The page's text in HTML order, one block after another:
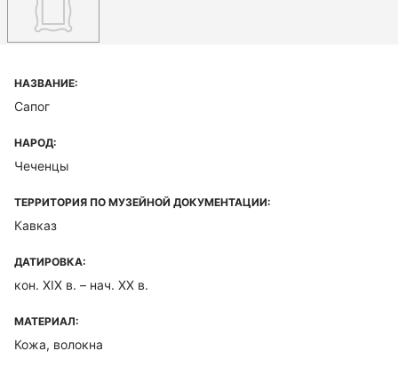
НАЗВАНИЕ:
Сапог
НАРОД:
Чеченцы
ТЕРРИТОРИЯ ПО МУЗЕЙНОЙ ДОКУМЕНТАЦИИ:
Кавказ
ДАТИРОВКА:
кон. XIX в. – нач. XX в.
МАТЕРИАЛ:
Кожа, волокна